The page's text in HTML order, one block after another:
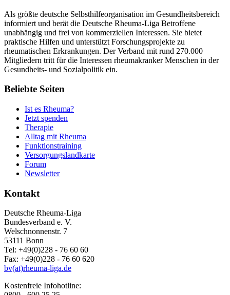
Als größte deutsche Selbsthilfeorganisation im Gesundheitsbereich
informiert und berät die Deutsche Rheuma-Liga Betroffene
unabhängig und frei von kommerziellen Interessen. Sie bietet
praktische Hilfen und unterstützt Forschungsprojekte zu
rheumatischen Erkrankungen. Der Verband mit rund 270.000
Mitgliedern tritt für die Interessen rheumakranker Menschen in der
Gesundheits- und Sozialpolitik ein.
Beliebte Seiten
Ist es Rheuma?
Jetzt spenden
Therapie
Alltag mit Rheuma
Funktionstraining
Versorgungslandkarte
Forum
Newsletter
Kontakt
Deutsche Rheuma-Liga
Bundesverband e. V.
Welschnonnenstr. 7
53111 Bonn
Tel: +49(0)228 - 76 60 60
Fax: +49(0)228 - 76 60 620
bv(at)rheuma-liga.de
Kostenfreie Infohotline: